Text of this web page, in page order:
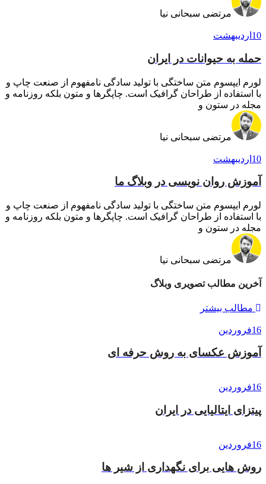
مرتضی سبحانی نیا
10 اردیبهشت
حمله به حیوانات در ایران
لورم ایپسوم متن ساختگی با تولید سادگی نامفهوم از صنعت چاپ و
با استفاده از طراحان گرافیک است. چاپگرها و متون بلکه روزنامه و
مجله در ستون و
مرتضی سبحانی نیا
10 اردیبهشت
آموزش روان نویسی در وبلاگ ما
لورم ایپسوم متن ساختگی با تولید سادگی نامفهوم از صنعت چاپ و
با استفاده از طراحان گرافیک است. چاپگرها و متون بلکه روزنامه و
مجله در ستون و
مرتضی سبحانی نیا
آخرین مطالب تصویری وبلاگ
مطالب بیشتر
16فروردین
آموزش عکسای به روش حرفه ای
16فروردین
پیتزای ایتالیایی در ایران
16فروردین
روش هایی برای نگهداری از شیر ها